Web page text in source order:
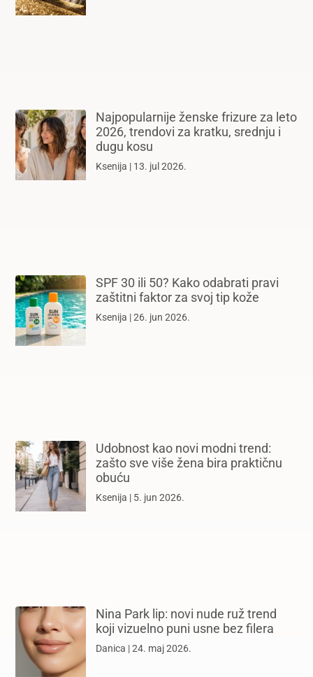
Najpopularnije ženske frizure za leto
2026, trendovi za kratku, srednju i
dugu kosu
Ksenija 13. jul 2026.
SPF 30 ili 50? Kako odabrati pravi
zaštitni faktor za svoj tip kože
Ksenija 26. jun 2026.
Udobnost kao novi modni trend:
zašto sve više žena bira praktičnu
obuću
Ksenija 5. jun 2026.
Nina Park lip: novi nude ruž trend
koji vizuelno puni usne bez filera
Danica 24. maj 2026.